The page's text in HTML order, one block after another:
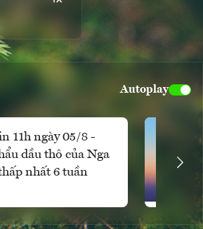
Autoplay
11h ngày 05/8 -
dầu thô của Nga
nhất 6 tuần